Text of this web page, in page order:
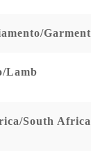
Garment
Lamb
South Africa